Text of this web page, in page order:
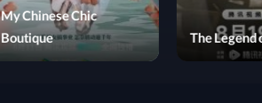
My
Boutique
Warm on a Cold Night